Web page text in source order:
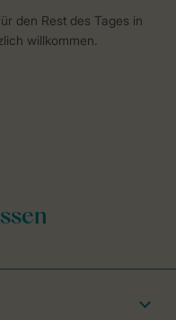
den Rest des Tages in
willkommen.